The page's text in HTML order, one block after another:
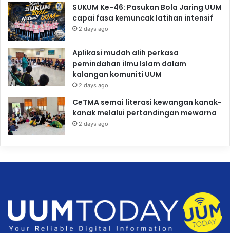
SUKUM Ke-46: Pasukan Bola Jaring UUM
capai fasa kemuncak latihan intensif
2 days ago
Aplikasi mudah alih perkasa
pemindahan ilmu Islam dalam
kalangan komuniti UUM
2 days ago
CeTMA semai literasi kewangan kanak-
kanak melalui pertandingan mewarna
2 days ago